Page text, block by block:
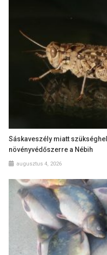
Sáskaveszély miatt
növényvédőszerre a Nébih
augusztus 4, 2026